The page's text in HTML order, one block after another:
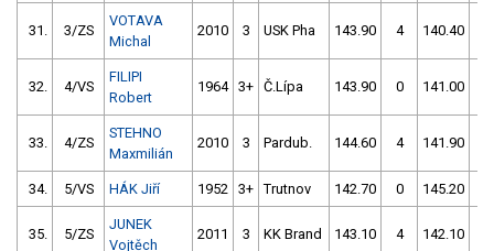
31. 3/ZS
VOTAVA
Michal
2010 3 USK Pha 143.90 4 140.40
32. 4/VS
FILIPI
Robert
1964 3+ Č.Lípa 143.90 0 141.00
33. 4/ZS
STEHNO
Maxmilián
2010 3 Pardub. 144.60 4 141.90
34. 5/VS HÁK Jiří 1952 3+ Trutnov 142.70 0 145.20
35. 5/ZS
JUNEK
Vojtěch
2011 3 KK Brand 143.10 4 142.10